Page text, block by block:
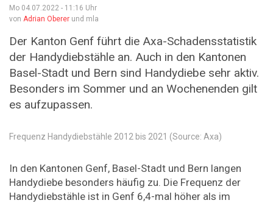
Mo 04.07.2022 - 11:16 Uhr
von Adrian Oberer und mla
Der Kanton Genf führt die Axa-Schadensstatistik
der Handydiebstähle an. Auch in den Kantonen
Basel-Stadt und Bern sind Handydiebe sehr aktiv.
Besonders im Sommer und an Wochenenden gilt
es aufzupassen.
Frequenz Handydiebstähle 2012 bis 2021 (Source: Axa)
In den Kantonen Genf, Basel-Stadt und Bern langen
Handydiebe besonders häufig zu. Die Frequenz der
Handydiebstähle ist in Genf 6,4-mal höher als im